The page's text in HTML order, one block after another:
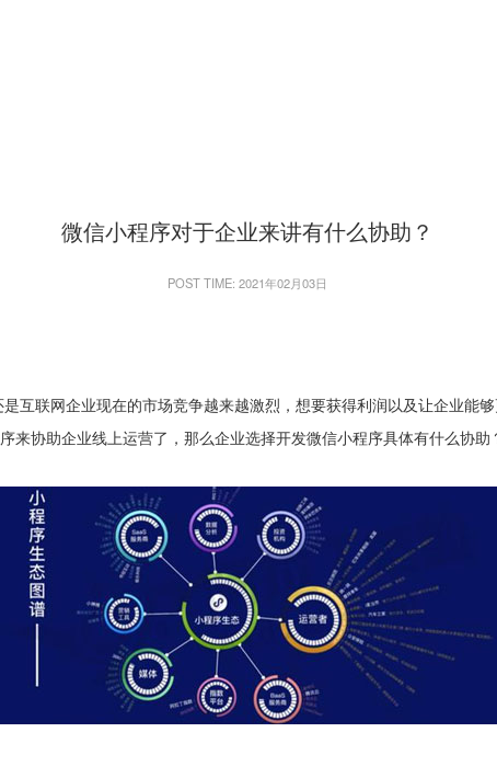
微信小程序对于企业来讲有什么协助？
POST TIME: 2021年02月03日
互联网企业现在的市场竞争越来越激烈，想要获得利润以及让企业能够
来协助企业线上运营了，那么企业选择开发微信小程序具体有什么协助